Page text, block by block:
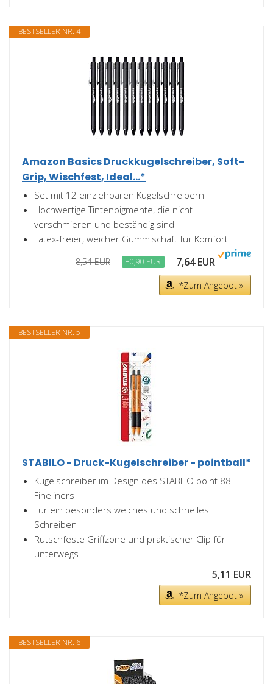
BESTSELLER NR. 4
Amazon Basics Druckkugelschreiber, Soft-
Grip, Wischfest, Ideal...*
Set mit 12 einziehbaren Kugelschreibern
Hochwertige Tintenpigmente, die nicht
verschmieren und beständig sind
Latex-freier, weicher Gummischaft für Komfort
8,54 EUR −0,90 EUR 7,64 EUR
*Zum Angebot »
BESTSELLER NR. 5
STABILO - Druck-Kugelschreiber - pointball*
Kugelschreiber im Design des STABILO point 88
Fineliners
Für ein besonders weiches und schnelles
Schreiben
Rutschfeste Griffzone und praktischer Clip für
unterwegs
5,11 EUR
*Zum Angebot »
BESTSELLER NR. 6